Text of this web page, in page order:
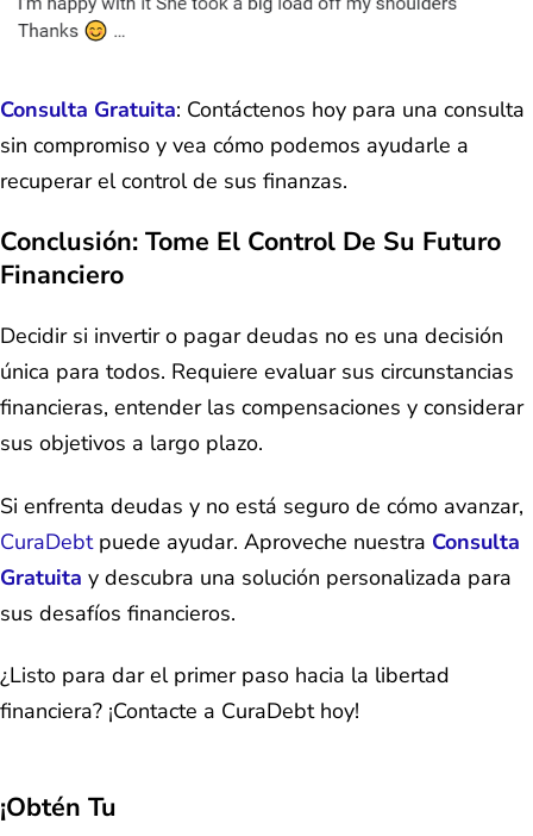
Consulta Gratuita: Contáctenos hoy para una consulta
sin compromiso y vea cómo podemos ayudarle a
recuperar el control de sus finanzas.
Conclusión: Tome El Control De Su Futuro
Financiero
Decidir si invertir o pagar deudas no es una decisión
única para todos. Requiere evaluar sus circunstancias
financieras, entender las compensaciones y considerar
sus objetivos a largo plazo.
Si enfrenta deudas y no está seguro de cómo avanzar,
CuraDebtpuede ayudar. Aproveche nuestra Consulta
Gratuita y descubra una solución personalizada para
sus desafíos financieros.
¿Listo para dar el primer paso hacia la libertad
financiera? ¡Contacte a CuraDebt hoy!
¡Obtén Tu